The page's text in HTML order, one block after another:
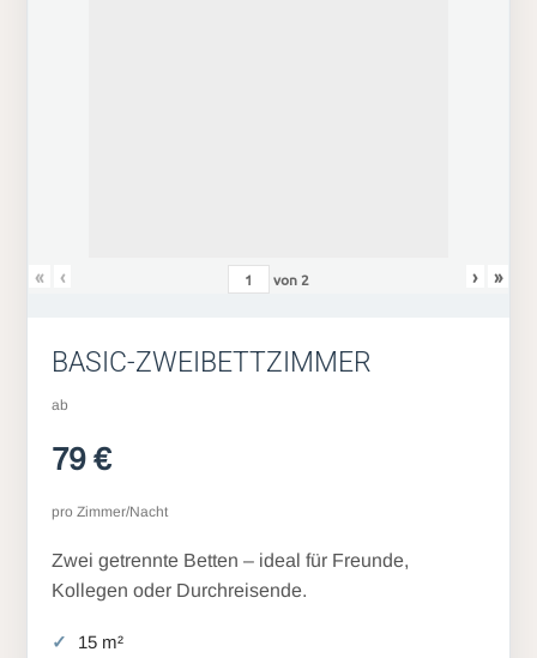
« ‹ von 2 › »
BASIC-ZWEIBETTZIMMER
ab
79 €
pro Zimmer/Nacht
Zwei getrennte Betten – ideal für Freunde,
Kollegen oder Durchreisende.
15 m²